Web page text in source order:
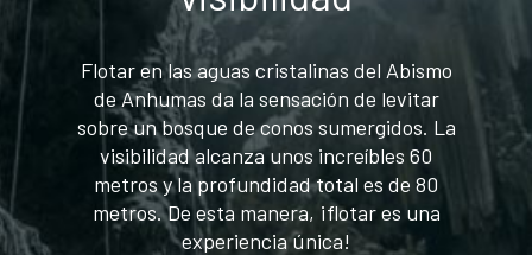
Flotar en las aguas cristalinas del Abismo
de Anhumas da la sensación de levitar
sobre un bosque de conos sumergidos. La
visibilidad alcanza unos increíbles 60
metros y la profundidad total es de 80
metros. De esta manera, ¡flotar es una
experiencia única!